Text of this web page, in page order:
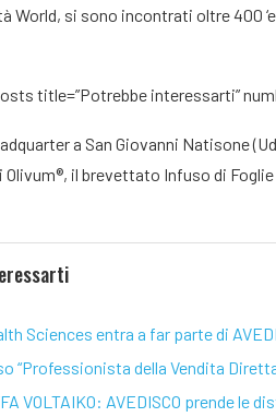
World, si sono incontrati oltre 400
title=”Potrebbe interessarti”
a San Giovanni Natisone
il brevettato Infuso di
Sciences entra a far parte di
“Professionista della Vendita
VOLTAIKO: AVEDISCO prende le